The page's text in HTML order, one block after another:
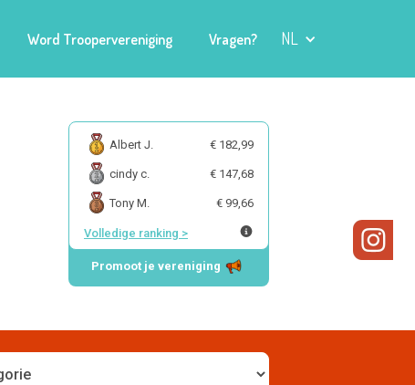
Word Troopervereniging Vragen? NL
Albert J. € 182,99
cindy c. € 147,68
Tony M. € 99,66
Volledige ranking >
Promoot je vereniging